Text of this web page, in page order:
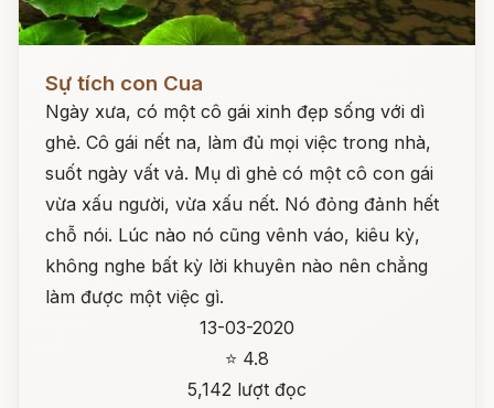
Sự tích con Cua
Ngày xưa, có một cô gái xinh đẹp sống với dì
ghẻ. Cô gái nết na, làm đủ mọi việc trong nhà,
suốt ngày vất vả. Mụ dì ghẻ có một cô con gái
vừa xấu người, vừa xấu nết. Nó đỏng đảnh hết
chỗ nói. Lúc nào nó cũng vênh váo, kiêu kỳ,
không nghe bất kỳ lời khuyên nào nên chẳng
làm được một việc gì.
13-03-2020
⭐ 4.8
5,142 lượt đọc